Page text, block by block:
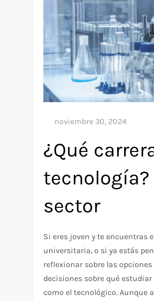
¿Qué
sector
Si eres joven y te encuentras
universitaria, o si ya estás
reflexionar sobre las
decisiones sobre qué
como el tecnológico. Aunque